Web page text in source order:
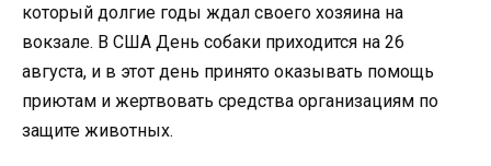
который долгие годы ждал своего хозяина на
вокзале. В США День собаки приходится на 26
августа, и в этот день принято оказывать помощь
приютам и жертвовать средства организациям по
защите животных.